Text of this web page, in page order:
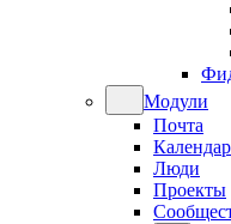
Модули
Почта
Люди
Проекты